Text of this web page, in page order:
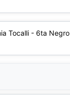
Tocalli - 6ta Negro